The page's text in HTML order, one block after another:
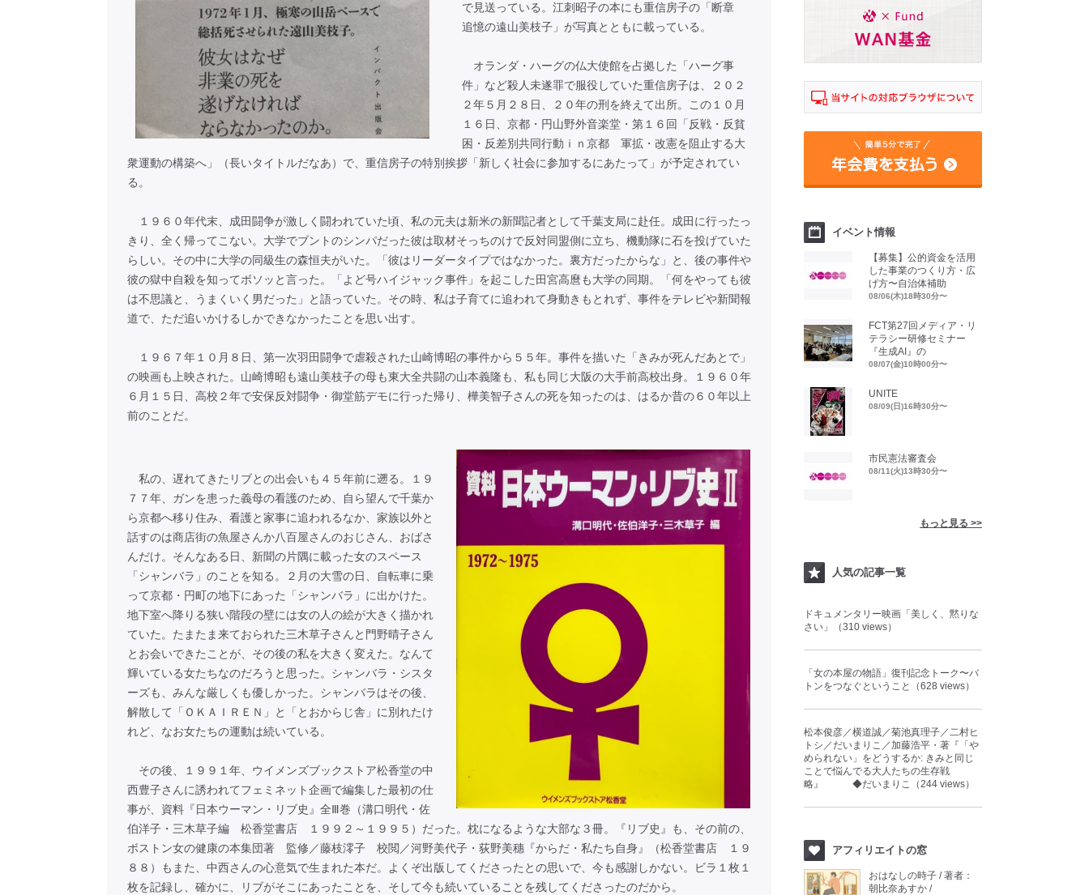
で見送っている。江刺昭子の本にも重信房子の「断章
追憶の遠山美枝子」が写真とともに載っている。
オランダ・ハーグの仏大使館を占拠した「ハーグ事
件」など殺人未遂罪で服役していた重信房子は、２０２
２年５月２８日、２０年の刑を終えて出所。この１０月
１６日、京都・円山野外音楽堂・第１６回「反戦・反貧
困・反差別共同行動ｉｎ京都 軍拡・改憲を阻止する大
衆運動の構築へ」（長いタイトルだなあ）で、重信房子の特別挨拶「新しく社会に参加するにあたって」が予定されてい
る。
１９６０年代末、成田闘争が激しく闘われていた頃、私の元夫は新米の新聞記者として千葉支局に赴任。成田に行ったっ
きり、全く帰ってこない。大学でブントのシンパだった彼は取材そっちのけで反対同盟側に立ち、機動隊に石を投げていた
らしい。その中に大学の同級生の森恒夫がいた。「彼はリーダータイプではなかった。裏方だったからな」と、後の事件や
彼の獄中自殺を知ってボソッと言った。「よど号ハイジャック事件」を起こした田宮高麿も大学の同期。「何をやっても彼
は不思議と、うまくいく男だった」と語っていた。その時、私は子育てに追われて身動きもとれず、事件をテレビや新聞報
道で、ただ追いかけるしかできなかったことを思い出す。
１９６７年１０月８日、第一次羽田闘争で虐殺された山崎博昭の事件から５５年。事件を描いた「きみが死んだあとで」
の映画も上映された。山崎博昭も遠山美枝子の母も東大全共闘の山本義隆も、私も同じ大阪の大手前高校出身。１９６０年
６月１５日、高校２年で安保反対闘争・御堂筋デモに行った帰り、樺美智子さんの死を知ったのは、はるか昔の６０年以上
前のことだ。
私の、遅れてきたリブとの出会いも４５年前に遡る。１９
７７年、ガンを患った義母の看護のため、自ら望んで千葉か
ら京都へ移り住み、看護と家事に追われるなか、家族以外と
話すのは商店街の魚屋さんか八百屋さんのおじさん、おばさ
んだけ。そんなある日、新聞の片隅に載った女のスペース
「シャンバラ」のことを知る。２月の大雪の日、自転車に乗
って京都・円町の地下にあった「シャンバラ」に出かけた。
地下室へ降りる狭い階段の壁には女の人の絵が大きく描かれ
ていた。たまたま来ておられた三木草子さんと門野晴子さん
とお会いできたことが、その後の私を大きく変えた。なんて
輝いている女たちなのだろうと思った。シャンバラ・シスタ
ーズも、みんな厳しくも優しかった。シャンバラはその後、
解散して「ＯＫＡＩＲＥＮ」と「とおからじ舎」に別れたけ
れど、なお女たちの運動は続いている。
その後、１９９１年、ウイメンズブックストア松香堂の中
西豊子さんに誘われてフェミネット企画で編集した最初の仕
事が、資料『日本ウーマン・リブ史』全Ⅲ巻（溝口明代・佐
伯洋子・三木草子編 松香堂書店 １９９２～１９９５）だった。枕になるような大部な３冊。『リブ史』も、その前の、
ボストン女の健康の本集団著 監修／藤枝澪子 校閲／河野美代子・荻野美穗『からだ・私たち自身』（松香堂書店 １９
８８）もまた、中西さんの心意気で生まれた本だ。よくぞ出版してくださったとの思いで、今も感謝しかない。ビラ１枚１
枚を記録し、確かに、リブがそこにあったことを、そして今も続いていることを残してくださったのだから。
イベント情報
【募集】公的資金を活用
した事業のつくり方・広
げ方〜自治体補助
08/06(木)18時30分〜
FCT第27回メディア・リ
テラシー研修セミナー
『生成AI』の
08/07(金)10時00分〜
UNITE
08/09(日)16時30分〜
市民憲法審査会
08/11(火)13時30分〜
もっと見る >>
人気の記事一覧
ドキュメンタリー映画「美しく、黙りな
さい」（310 views）
「女の本屋の物語」復刊記念トーク〜バ
トンをつなぐということ（628 views）
松本俊彦／横道誠／菊池真理子／二村ヒ
トシ／だいまりこ／加藤浩平・著『「や
められない」をどうするか: きみと同じ
ことで悩んでる大人たちの生存戦
略』 ◆だいまりこ（244 views）
アフィリエイトの窓
おはなしの時子 / 著者：
朝比奈あすか /